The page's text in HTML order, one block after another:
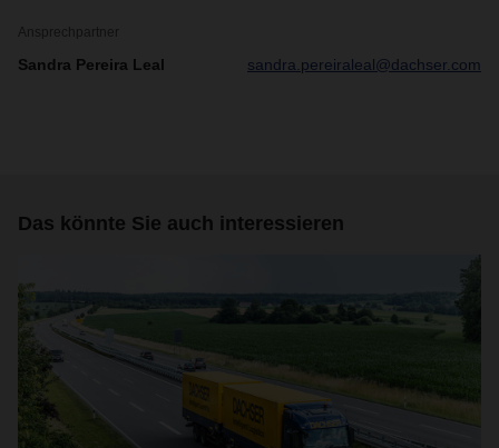
Ansprechpartner
Sandra Pereira Leal sandra.pereiraleal@dachser.com
Das könnte Sie auch interessieren